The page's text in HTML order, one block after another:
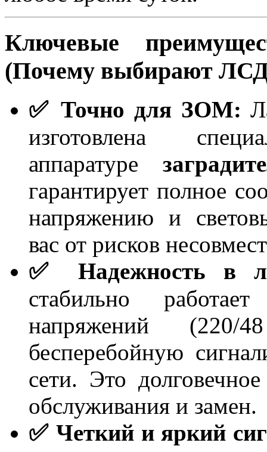
Ключевые
(Почему выбирают
✅ Точно для ЗОМ:
изготовлена
аппаратуре
гарантирует полное
напряжению и
вас от рисков
✅ Надежность в
стабильно
напряжений
бесперебойную
сети. Это
обслуживания и замен.
✅ Четкий и яркий